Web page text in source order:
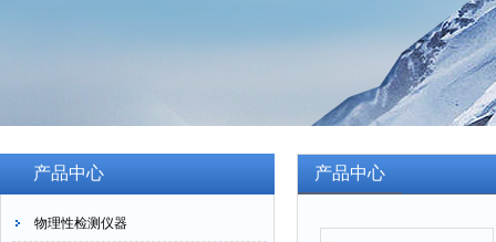
产品中心
物理性检测仪器
产品中心